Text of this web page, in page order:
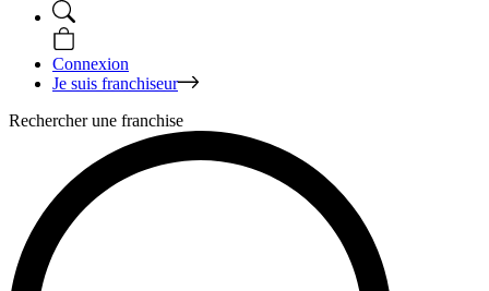
Connexion
Je suis franchiseur
Rechercher une franchise